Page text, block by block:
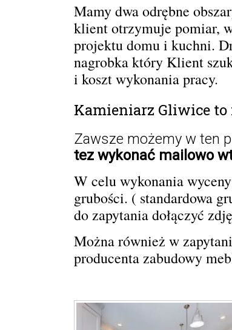
Mamy dwa odrębne
klient otrzymuje pomiar,
projektu domu i kuchni.
nagrobka który Klient
i koszt wykonania pracy.
Kamieniarz Gliwice
Zawsze możemy w ten
tez wykonać mailowo
W celu wykonania
grubości. ( standardowa
do zapytania dołączyć
Można również w
producenta zabudowy